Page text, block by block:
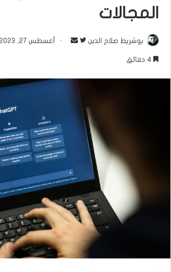
المجالات
بوشريط صلاح الدين
ت
ت
ر
إ
ل
ك
ت
ر
ن
أغسطس 27, 2023